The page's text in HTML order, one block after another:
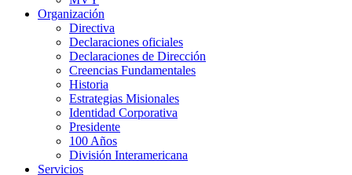
Organización
Directiva
Declaraciones oficiales
Declaraciones de Dirección
Creencias Fundamentales
Historia
Estrategias Misionales
Identidad Corporativa
Presidente
100 Años
División Interamericana
Servicios